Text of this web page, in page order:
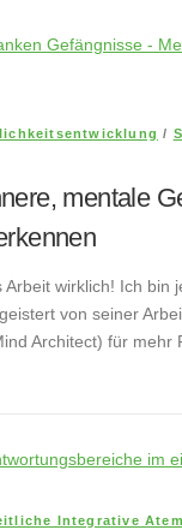
/
mentale
wirklich! Ich bin
von seiner
Architect) für mehr
Integrative